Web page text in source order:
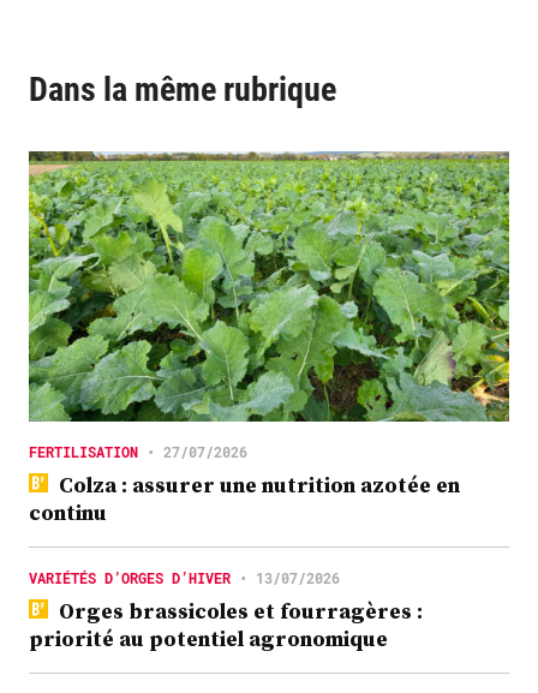
Dans la même rubrique
FERTILISATION • 27/07/2026
Colza : assurer une nutrition azotée en
continu
VARIÉTÉS D’ORGES D’HIVER • 13/07/2026
Orges brassicoles et fourragères :
priorité au potentiel agronomique